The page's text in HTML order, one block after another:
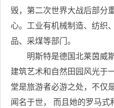
毁，第二次世界大战后部分
心。工业有机械制造、纺织
品、采煤等部门。
明斯特是德国北莱茵威斯
建筑艺术和自然田园风光于
堂是旅游者必游之处，不仅
闻名于世， 而且她的罗马